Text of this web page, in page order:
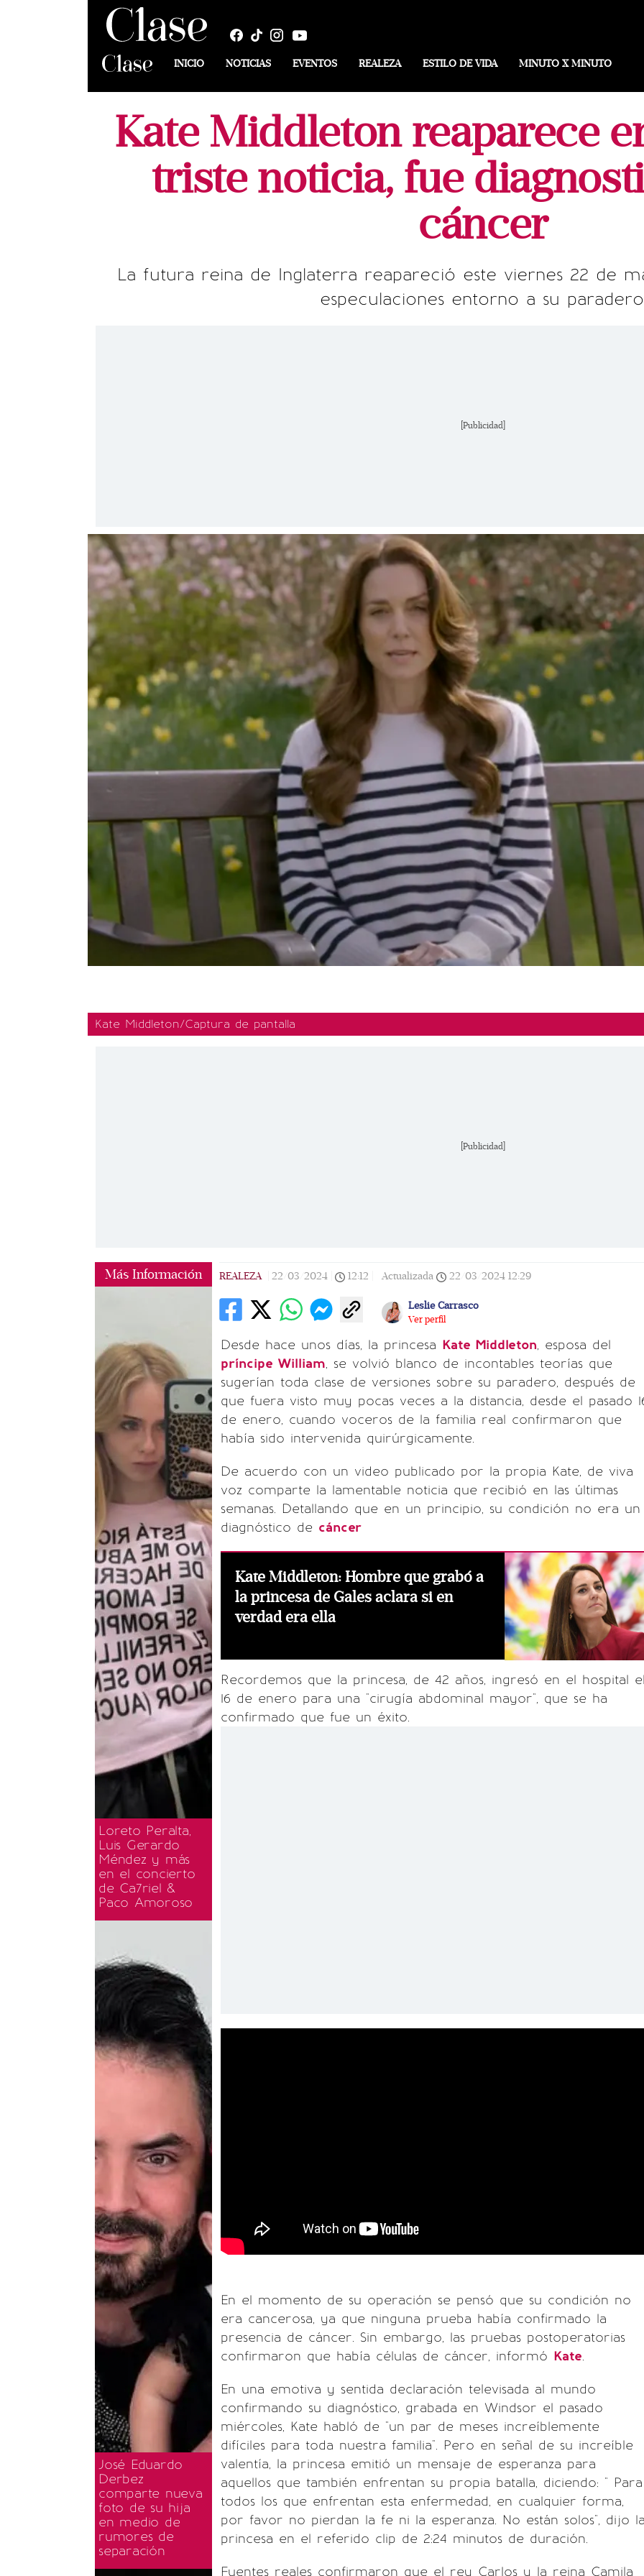
INICIO NOTICIAS EVENTOS REALEZA ESTILO DE VIDA MINUTO X MINUTO
Kate Middleton reaparece
triste noticia, fue
cáncer
La futura reina de Inglaterra reapareció este viernes 22 de
especulaciones entorno a su
[Publicidad]
Kate Middleton/Captura de pantalla
[Publicidad]
Más Información
Loreto Peralta,
Luis Gerardo
Méndez y más
en el concierto
de Ca7riel &
Paco Amoroso
José Eduardo
Derbez
comparte nueva
foto de su hija
en medio de
rumores de
separación
REALEZA 22/03/2024 12:12 Actualizada 22/03/2024 12:29
Leslie Carrasco
Ver perfil
Desde hace unos días, la princesa Kate Middleton, esposa del
príncipe William, se volvió blanco de incontables teorías que
sugerían toda clase de versiones sobre su paradero, después de
que fuera visto muy pocas veces a la distancia, desde el pasado
de enero, cuando voceros de la familia real confirmaron que
había sido intervenida quirúrgicamente.
De acuerdo con un video publicado por la propia Kate, de viva
voz comparte la lamentable noticia que recibió en las últimas
semanas. Detallando que en un principio, su condición no era un
diagnóstico de cáncer
Kate Middleton: Hombre que grabó a
la princesa de Gales aclara si en
verdad era ella
Recordemos que la princesa, de 42 años, ingresó en el hospital el
16 de enero para una "cirugía abdominal mayor", que se ha
confirmado que fue un éxito.
En el momento de su operación se pensó que su condición no
era cancerosa, ya que ninguna prueba había confirmado la
presencia de cáncer. Sin embargo, las pruebas postoperatorias
confirmaron que había células de cáncer, informó Kate.
En una emotiva y sentida declaración televisada al mundo
confirmando su diagnóstico, grabada en Windsor el pasado
miércoles, Kate habló de "un par de meses increíblemente
difíciles para toda nuestra familia". Pero en señal de su increíble
valentía, la princesa emitió un mensaje de esperanza para
aquellos que también enfrentan su propia batalla, diciendo: " Para
todos los que enfrentan esta enfermedad, en cualquier forma,
por favor no pierdan la fe ni la esperanza. No están solos", dijo la
princesa en el referido clip de 2:24 minutos de duración.
Fuentes reales confirmaron que el rey Carlos y la reina Camila